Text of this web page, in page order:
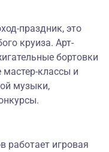
праздник, это
круиза. Арт-
бортовки
мастер-классы и
музыки,
работает игровая